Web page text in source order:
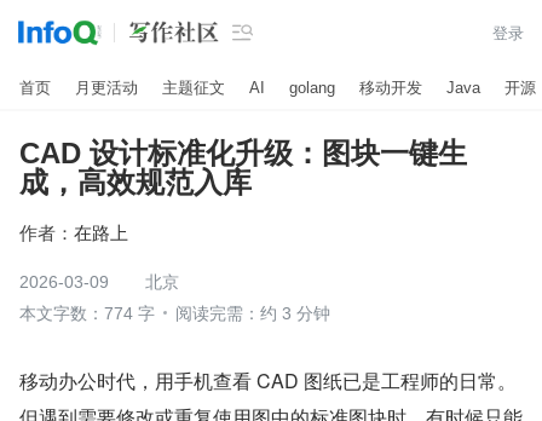
 登录
首页 月更活动 主题征文 AI golang 移动开发 Java 开源
CAD 设计标准化升级：图块一键生
成，高效规范入库
作者： 在路上
2026-03-09
北京
本文字数：774 字
阅读完需：约 3 分钟
移动办公时代，用手机查看 CAD 图纸已是工程师的日常。